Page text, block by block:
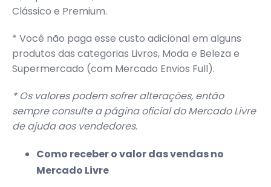
Clássico e Premium.
* Você não paga esse custo adicional em alguns
produtos das categorias Livros, Moda e Beleza e
Supermercado (com Mercado Envios Full).
* Os valores podem sofrer alterações, então
sempre consulte a página oficial do Mercado Livre
de ajuda aos vendedores.
Como receber o valor das vendas no
Mercado Livre